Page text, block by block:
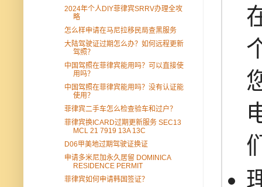
2024年个人DIY菲律宾SRRV办理全攻
略
怎么样申请在马尼拉移民局查黑服务
大陆驾驶证过期怎么办？如何远程更新
驾照？
中国驾照在菲律宾能用吗？可以直接使
用吗？
中国驾照在菲律宾能用吗？没有认证能
使用？
菲律宾二手车怎么检查验车和过户？
菲律宾换ICARD过期更新服务 SEC13
MCL 21 7919 13A 13C
D06甲美地过期驾驶证换证
申请多米尼加永久居留 DOMINICA
RESIDENCE PERMIT
菲律宾如何申请韩国签证？